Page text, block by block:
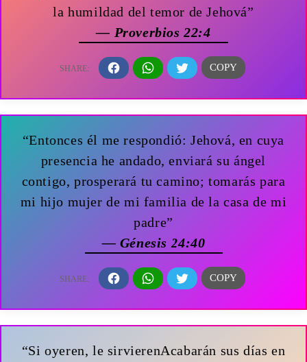
la humildad del temor de Jehová”
— Proverbios 22:4
“Entonces él me respondió: Jehová, en cuya
presencia he andado, enviará su ángel
contigo, prosperará tu camino; tomarás para
mi hijo mujer de mi familia de la casa de mi
padre”
— Génesis 24:40
“Si oyeren, le sirvierenAcabarán sus días en